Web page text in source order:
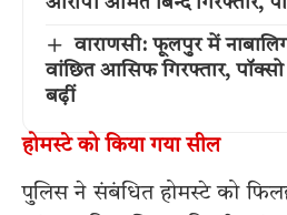
वाराणसी: फूलपुर में
वांछित आसिफ गिरफ्तार,
बढ़ीं
होमस्टे को किया गया सील
पुलिस ने संबंधित होमस्टे को